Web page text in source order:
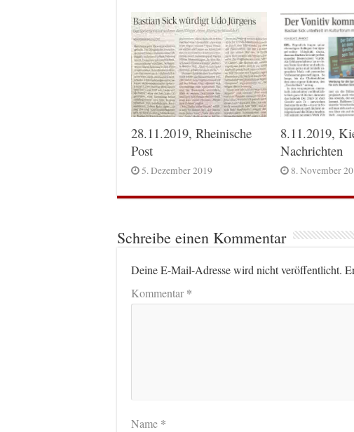
28.11.2019, Rheinische
Post
5. Dezember 2019
8.11.2019,
Nachrichten
8. November
Schreibe einen Kommentar
Deine E-Mail-Adresse wird nicht veröffentlicht.
Kommentar*
Name *